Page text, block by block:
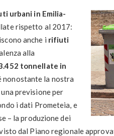
urbani in Emilia-
rispetto al 2017:
anche i rifiuti
alla
tonnellate in
nonostante la nostra
previsione per
i dati Prometeia, e
– la produzione dei
dal Piano regionale